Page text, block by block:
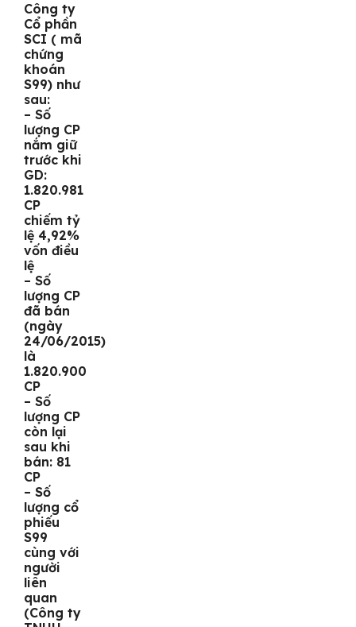
Công ty
Cổ phần
SCI ( mã
chứng
khoán
S99) như
sau:
– Số
lượng CP
nắm giữ
trước khi
GD:
1.820.981
CP
chiếm tỷ
lệ 4,92%
vốn điều
lệ
– Số
lượng CP
đã bán
(ngày
24/06/2015)
là
1.820.900
CP
– Số
lượng CP
còn lại
sau khi
bán: 81
CP
– Số
lượng cổ
phiếu
S99
cùng với
người
liên
quan
(Công ty